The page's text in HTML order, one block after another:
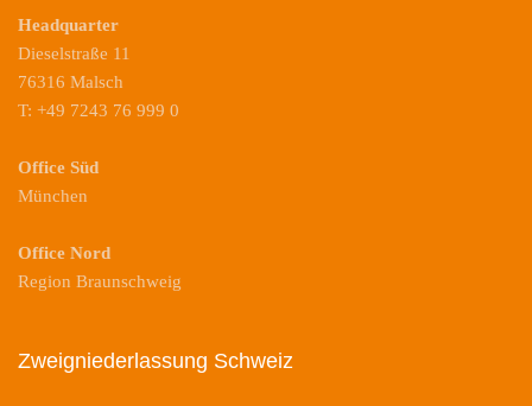
Headquarter
Dieselstraße 11
76316 Malsch
T: +49 7243 76 999 0
Office Süd
München
Office Nord
Region Braunschweig
Zweigniederlassung Schweiz